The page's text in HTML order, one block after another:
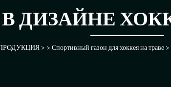
В ДИЗАЙНЕ
> > Спортивный газон для хоккея на траве >